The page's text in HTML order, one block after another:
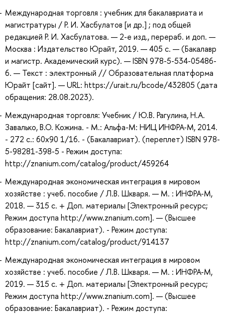
Международная торговля : учебник для бакалавриата и
магистратуры / Р. И. Хасбулатов [и др.] ; под общей
редакцией Р. И. Хасбулатова. — 2-е изд., перераб. и доп. —
Москва : Издательство Юрайт, 2019. — 405 с. — (Бакалавр
и магистр. Академический курс). — ISBN 978-5-534-05486-
6. — Текст : электронный // Образовательная платформа
Юрайт [сайт]. — URL: https://urait.ru/bcode/432805 (дата
обращения: 28.08.2023).
Международная торговля: Учебник / Ю.В. Рагулина, Н.А.
Завалько, В.О. Кожина. - М.: Альфа-М: НИЦ ИНФРА-М, 2014.
- 272 с.: 60x90 1/16. - (Бакалавриат). (переплет) ISBN 978-
5-98281-398-5 - Режим доступа:
http://znanium.com/catalog/product/459264
Международная экономическая интеграция в мировом
хозяйстве : учеб. пособие / Л.В. Шкваря. — М. : ИНФРА-М,
2018. — 315 с. + Доп. материалы [Электронный ресурс;
Режим доступа http://www.znanium.com]. — (Высшее
образование: Бакалавриат). - Режим доступа:
http://znanium.com/catalog/product/914137
Международная экономическая интеграция в мировом
хозяйстве : учеб. пособие / Л.В. Шкваря. — М. : ИНФРА-М,
2019. — 315 с. + Доп. материалы [Электронный ресурс;
Режим доступа http://www.znanium.com]. — (Высшее
образование: Бакалавриат). - Режим доступа: